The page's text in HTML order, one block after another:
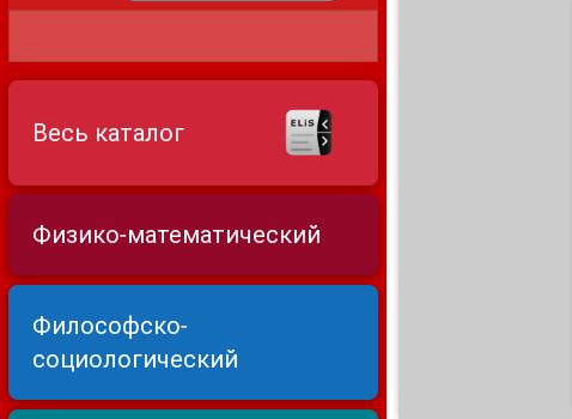
Весь каталог
Физико-математический
Философско-
социологический